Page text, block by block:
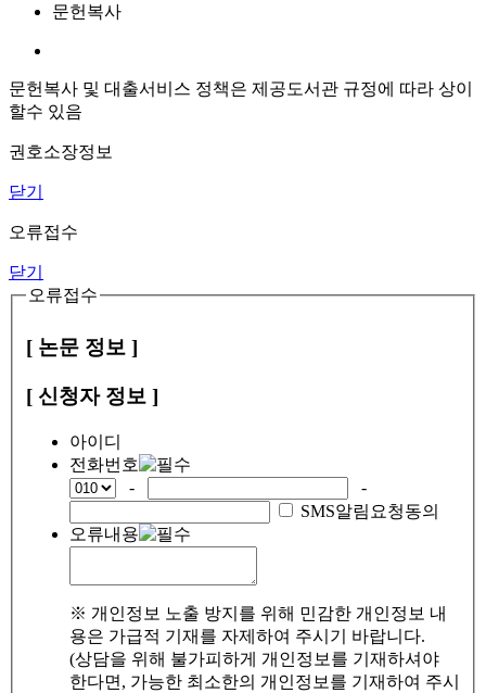
문헌복사
문헌복사 및 대출서비스 정책은 제공도서관 규정에 따라 상이
할수 있음
권호소장정보
닫기
오류접수
닫기
오류접수
[ 논문 정보 ]
[ 신청자 정보 ]
아이디
전화번호
-
-
SMS알림요청동의
오류내용
※ 개인정보 노출 방지를 위해 민감한 개인정보 내
용은 가급적 기재를 자제하여 주시기 바랍니다.
(상담을 위해 불가피하게 개인정보를 기재하셔야
한다면, 가능한 최소한의 개인정보를 기재하여 주시